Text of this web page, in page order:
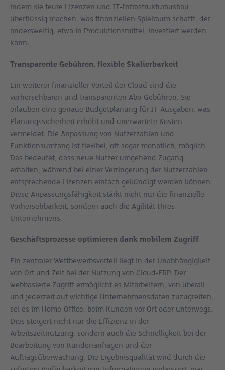
indem sie teure Lizenzen und IT-Infrastrukturausbau
überflüssig machen, was finanziellen Spielraum schafft, der
andersweitig, etwa in Produktionsmittel, investiert werden
kann.
Transparente Gebühren, flexible Skalierbarkeit
Ein weiterer finanzieller Vorteil der Cloud sind die
vorhersehbaren und transparenten Abo-Gebühren. Sie
erlauben eine genaue Budgetplanung für IT-Ausgaben, was
Planungssicherheit erhöht und unerwartete Kosten
vermeidet. Die Anpassung von Nutzerzahlen und
Funktionsumfang ist flexibel, oft sogar monatlich, möglich.
Das bedeutet, dass neue Nutzer umgehend Zugang
erhalten, während bei einer Verringerung der Nutzerzahlen
entsprechende Lizenzen einfach gekündigt werden können.
Diese Anpassungsfähigkeit stärkt nicht nur die finanzielle
Vorhersehbarkeit, sondern auch die Agilität Ihres
Unternehmens.
Geschäftsprozesse optimieren dank mobilem Zugriff
Ein zentraler Wettbewerbsvorteil liegt in der Unabhängigkeit
von Ort und Zeit bei der Nutzung von Cloud-ERP. Der
webbasierte Zugriff ermöglicht es Mitarbeitern, von überall
und jederzeit auf wichtige Unternehmensdaten zuzugreifen,
sei es im Home-Office, beim Kunden vor Ort oder unterwegs.
Dies steigert nicht nur die Effizienz in der
Arbeitszeitnutzung, sondern auch die Schnelligkeit bei der
Bearbeitung von Kundenanfragen und der
Auftragsüberwachung. Die Ergebnisqualität wird durch die